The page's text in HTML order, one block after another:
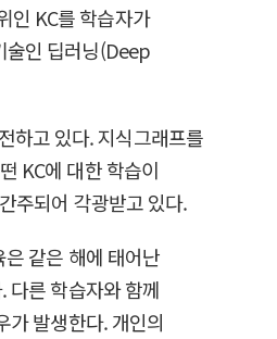
인 KC를 학습자가
술인 딥러닝(Deep
하고 있다. 지식그래프를
KC에 대한 학습이
주되어 각광받고 있다.
같은 해에 태어난
다른 학습자와 함께
가 발생한다. 개인의